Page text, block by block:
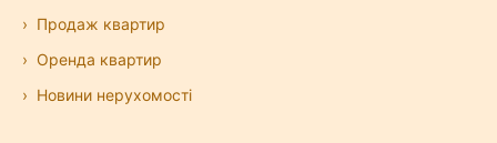
Продаж квартир
Оренда квартир
Новини нерухомості